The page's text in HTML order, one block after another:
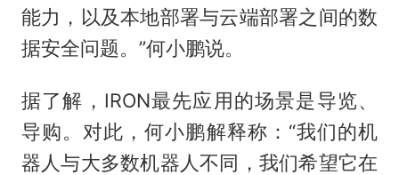
能力，以及本地部署与云端部署之间的数
据安全问题。”何小鹏说。
据了解，IRON最先应用的场景是导览、
导购。对此，何小鹏解释称：“我们的机
器人与大多数机器人不同，我们希望它在